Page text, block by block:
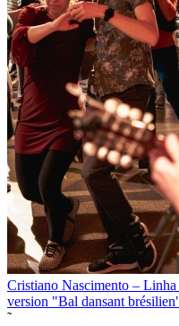
Cristiano Nascimento – Linha
version "Bal dansant
˜